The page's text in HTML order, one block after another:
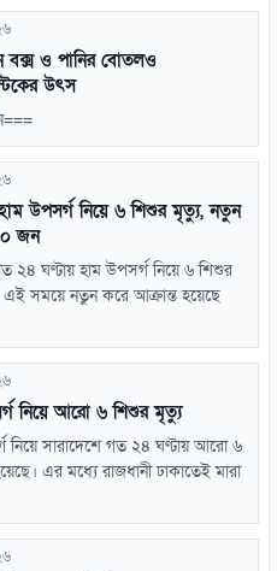
বক্স ও পানির বোতলও
উৎস
উপসর্গ নিয়ে ৬ শিশুর মৃত্যু, নতুন
জন
২৪ ঘণ্টায় হাম উপসর্গ নিয়ে ৬ শিশুর
এই সময়ে নতুন করে আক্রান্ত হয়েছে
নিয়ে আরো ৬ শিশুর মৃত্যু
নিয়ে সারাদেশে গত ২৪ ঘণ্টায় আরো ৬
এর মধ্যে রাজধানী ঢাকাতেই মারা